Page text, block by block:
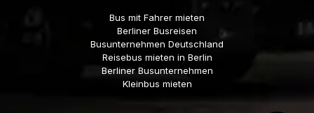
Bus mit Fahrer mieten
Berliner Busreisen
Busunternehmen Deutschland
Reisebus mieten in Berlin
Berliner Busunternehmen
Kleinbus mieten